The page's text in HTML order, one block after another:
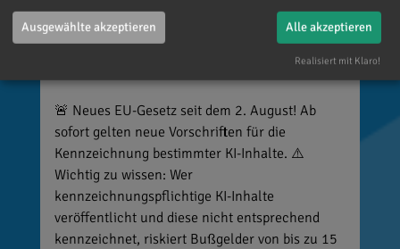
Reinhard Brandl
🚨 Neues EU-Gesetz seit dem 2. August! Ab
sofort gelten neue Vorschriften für die
Kennzeichnung bestimmter KI-Inhalte. ⚠️
Wichtig zu wissen: Wer
kennzeichnungspflichtige KI-Inhalte
veröffentlicht und diese nicht entsprechend
kennzeichnet, riskiert Bußgelder von bis zu 15
Ausgewählte akzeptieren Alle akzeptieren
Realisiert mit Klaro!